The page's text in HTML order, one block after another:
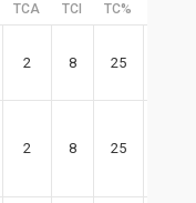
TCA TCI TC%
2 8 25
2 8 25